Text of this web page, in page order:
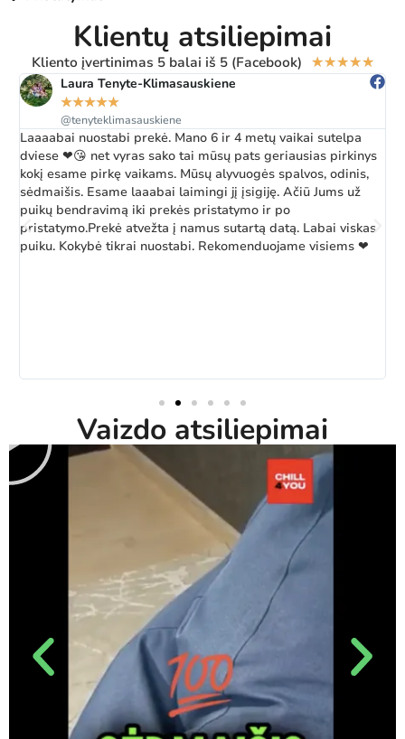
Klientų atsiliepimai
Kliento įvertinimas 5 balai iš 5 (Facebook) ★★★★★
Laura Tenyte-Klimasauskiene
★★★★★
@tenyteklimasauskiene
Laaaabai nuostabi prekė. Mano 6 ir 4 metų vaikai sutelpa
dviese ❤😘 net vyras sako tai mūsų pats geriausias pirkinys
kokį esame pirkę vaikams. Mūsų alyvuogės spalvos, odinis,
sėdmaišis. Esame laaabai laimingi jį įsigiję. Ačiū Jums už
puikų bendravimą iki prekės pristatymo ir po
pristatymo.Prekė atvežta į namus sutartą datą. Labai viskas
puiku. Kokybė tikrai nuostabi. Rekomenduojame visiems ❤
Vaizdo atsiliepimai